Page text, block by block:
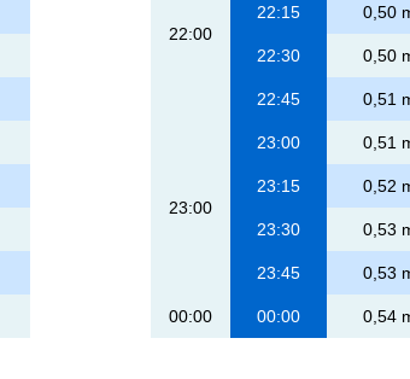
22:00
22:15 0,50
22:30 0,50
22:45 0,51
23:00
23:00 0,51
23:15 0,52
23:30 0,53
23:45 0,53
00:00 00:00 0,54